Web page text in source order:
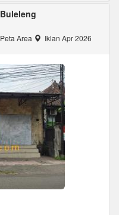
Peta Area Iklan Apr 2026